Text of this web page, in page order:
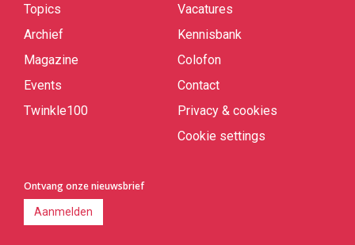
Topics
Archief
Magazine
Events
Twinkle100
Vacatures
Kennisbank
Colofon
Contact
Privacy & cookies
Cookie settings
Ontvang onze nieuwsbrief
Aanmelden